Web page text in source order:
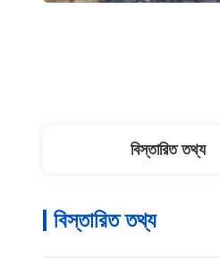
বিস্তারিত তথ্য
বিস্তারিত তথ্য